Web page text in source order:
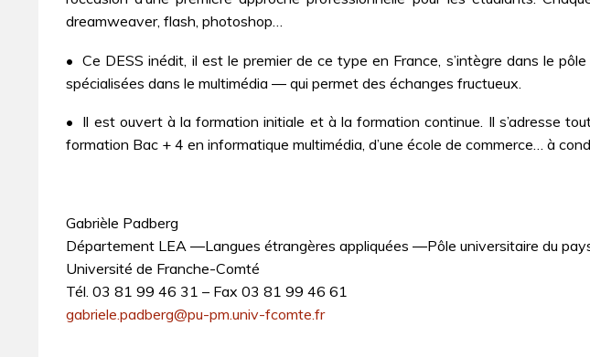
dreamweaver, flash, photoshop…
• Ce DESS inédit, il est le premier de ce type en France, s’intègre dans le
spécialisées dans le multimédia ― qui permet des échanges fructueux.
• Il est ouvert à la formation initiale et à la formation continue. Il s’adresse
formation Bac + 4 en informatique multimédia, d’une école de commerce… à
Gabrièle Padberg
Département LEA ―Langues étrangères appliquées ―Pôle universitaire du
Université de Franche-Comté
Tél. 03 81 99 46 31 – Fax 03 81 99 46 61
gabriele.padberg@pu-pm.univ-fcomte.fr